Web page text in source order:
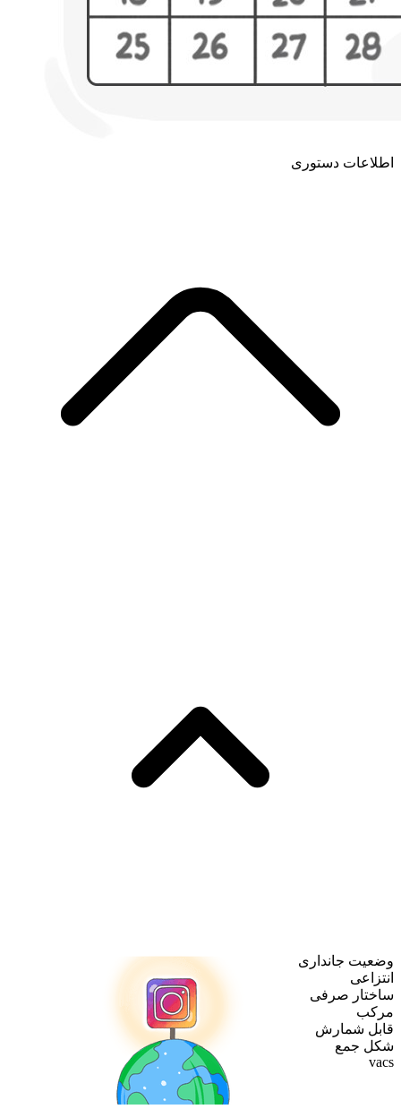
اطلاعات دستوری
وضعیت جانداری
انتزاعی
ساختار صرفی
مرکب
قابل شمارش
شکل جمع
vacs